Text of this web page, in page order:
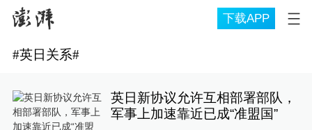
下载APP
#英日关系#
英日新协议允许互相部署部队，
军事上加速靠近已成“准盟国”